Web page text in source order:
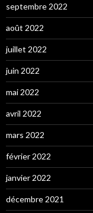
septembre 2022
août 2022
juillet 2022
juin 2022
mai 2022
avril 2022
mars 2022
février 2022
janvier 2022
décembre 2021